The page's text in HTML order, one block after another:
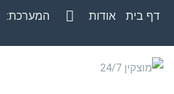
דף בית
אודות
המערכת: